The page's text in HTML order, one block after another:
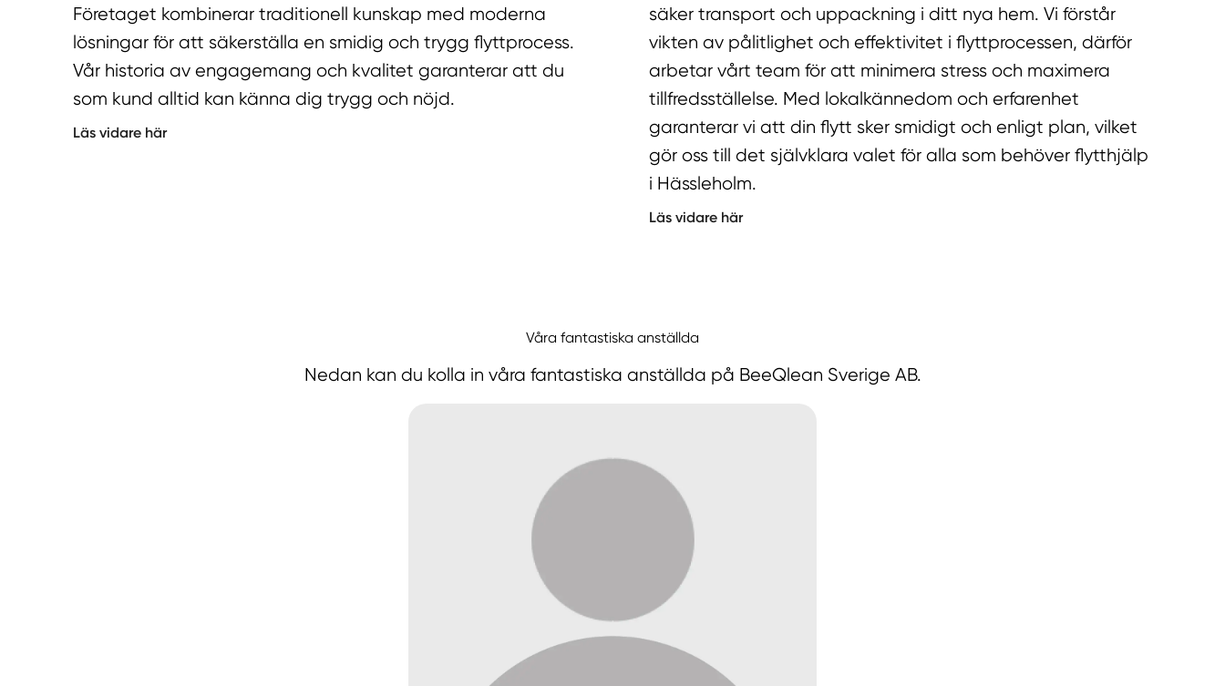
Företaget kombinerar traditionell kunskap med moderna
lösningar för att säkerställa en smidig och trygg flyttprocess.
Vår historia av engagemang och kvalitet garanterar att du
som kund alltid kan känna dig trygg och nöjd.
Läs vidare här
säker transport och uppackning i ditt nya hem. Vi förstår
vikten av pålitlighet och effektivitet i flyttprocessen, därför
arbetar vårt team för att minimera stress och maximera
tillfredsställelse. Med lokalkännedom och erfarenhet
garanterar vi att din flytt sker smidigt och enligt plan, vilket
gör oss till det självklara valet för alla som behöver flytthjälp
i Hässleholm.
Läs vidare här
Våra fantastiska anställda
Nedan kan du kolla in våra fantastiska anställda på BeeQlean Sverige AB.